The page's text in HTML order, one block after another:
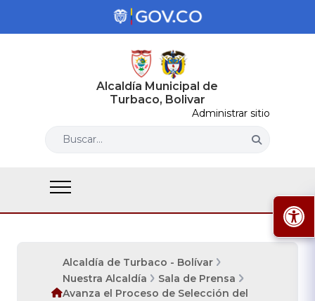
Alcaldía Municipal de
Turbaco, Bolivar
Administrar sitio
Buscar...
Alcaldía de Turbaco - Bolívar
Nuestra Alcaldía
Sala de Prensa
Avanza el Proceso de Selección del